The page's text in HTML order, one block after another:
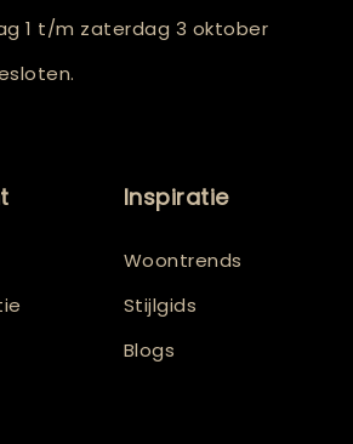
1 t/m zaterdag 3 oktober
Inspiratie
Woontrends
Stijlgids
Blogs